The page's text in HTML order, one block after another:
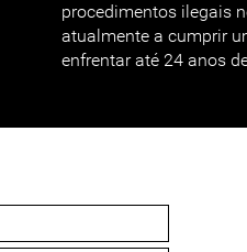
procedimentos ilegais
atualmente a cumprir
enfrentar até 24 anos